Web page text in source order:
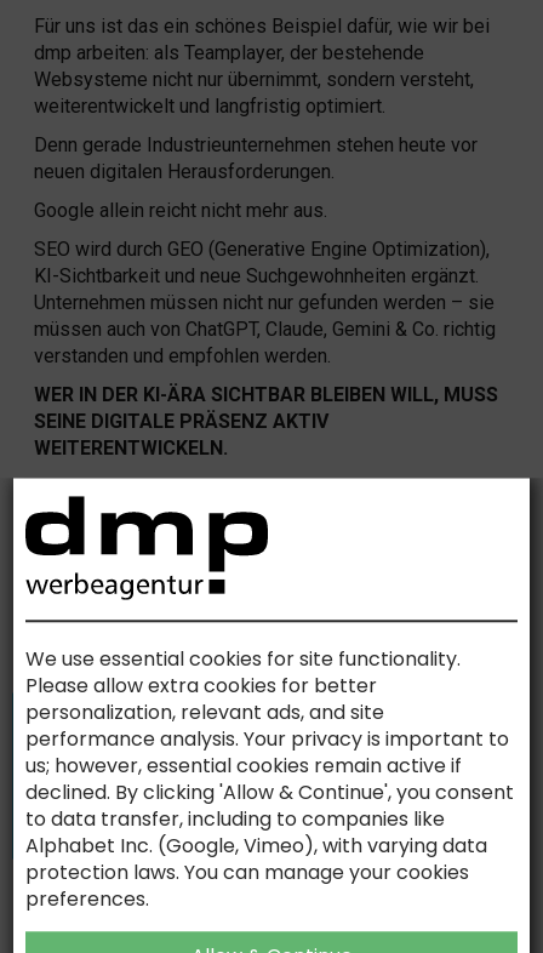
Für uns ist das ein schönes Beispiel dafür, wie wir bei
dmp arbeiten: als Teamplayer, der bestehende
Websysteme nicht nur übernimmt, sondern versteht,
weiterentwickelt und langfristig optimiert.
Denn gerade Industrieunternehmen stehen heute vor
neuen digitalen Herausforderungen.
Google allein reicht nicht mehr aus.
SEO wird durch GEO (Generative Engine Optimization),
KI-Sichtbarkeit und neue Suchgewohnheiten ergänzt.
Unternehmen müssen nicht nur gefunden werden – sie
müssen auch von ChatGPT, Claude, Gemini & Co. richtig
verstanden und empfohlen werden.
WER IN DER KI-ÄRA SICHTBAR BLEIBEN WILL, MUSS
SEINE DIGITALE PRÄSENZ AKTIV
WEITERENTWICKELN.
Genau hier setzen wir an.
Der vollständige Leitfaden 2026
SIND SIE BEREIT, IHRE
KOMMUNIKATION AUF DIE NÄCHSTE
STUFE ZU HEBEN?
Lassen Sie uns gemeinsam etwas schaffen
KONTAKT
AKTUELLE NACHRICHTEN
Moderne KI-Systeme erkennen Originalität, Kreativität und
Eigenständigkeit zunehmend als Qualitätsmerkmale. Denn
We use essential cookies for site functionality.
Please allow extra cookies for better
personalization, relevant ads, and site
performance analysis. Your privacy is important to
us; however, essential cookies remain active if
declined. By clicking 'Allow & Continue', you consent
to data transfer, including to companies like
Alphabet Inc. (Google, Vimeo), with varying data
protection laws. You can manage your cookies
preferences.